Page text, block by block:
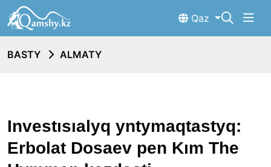
Qaz
BASTY ALMATY
Investısıalyq yntymaqtastyq:
Erbolat Dosaev pen Kım The